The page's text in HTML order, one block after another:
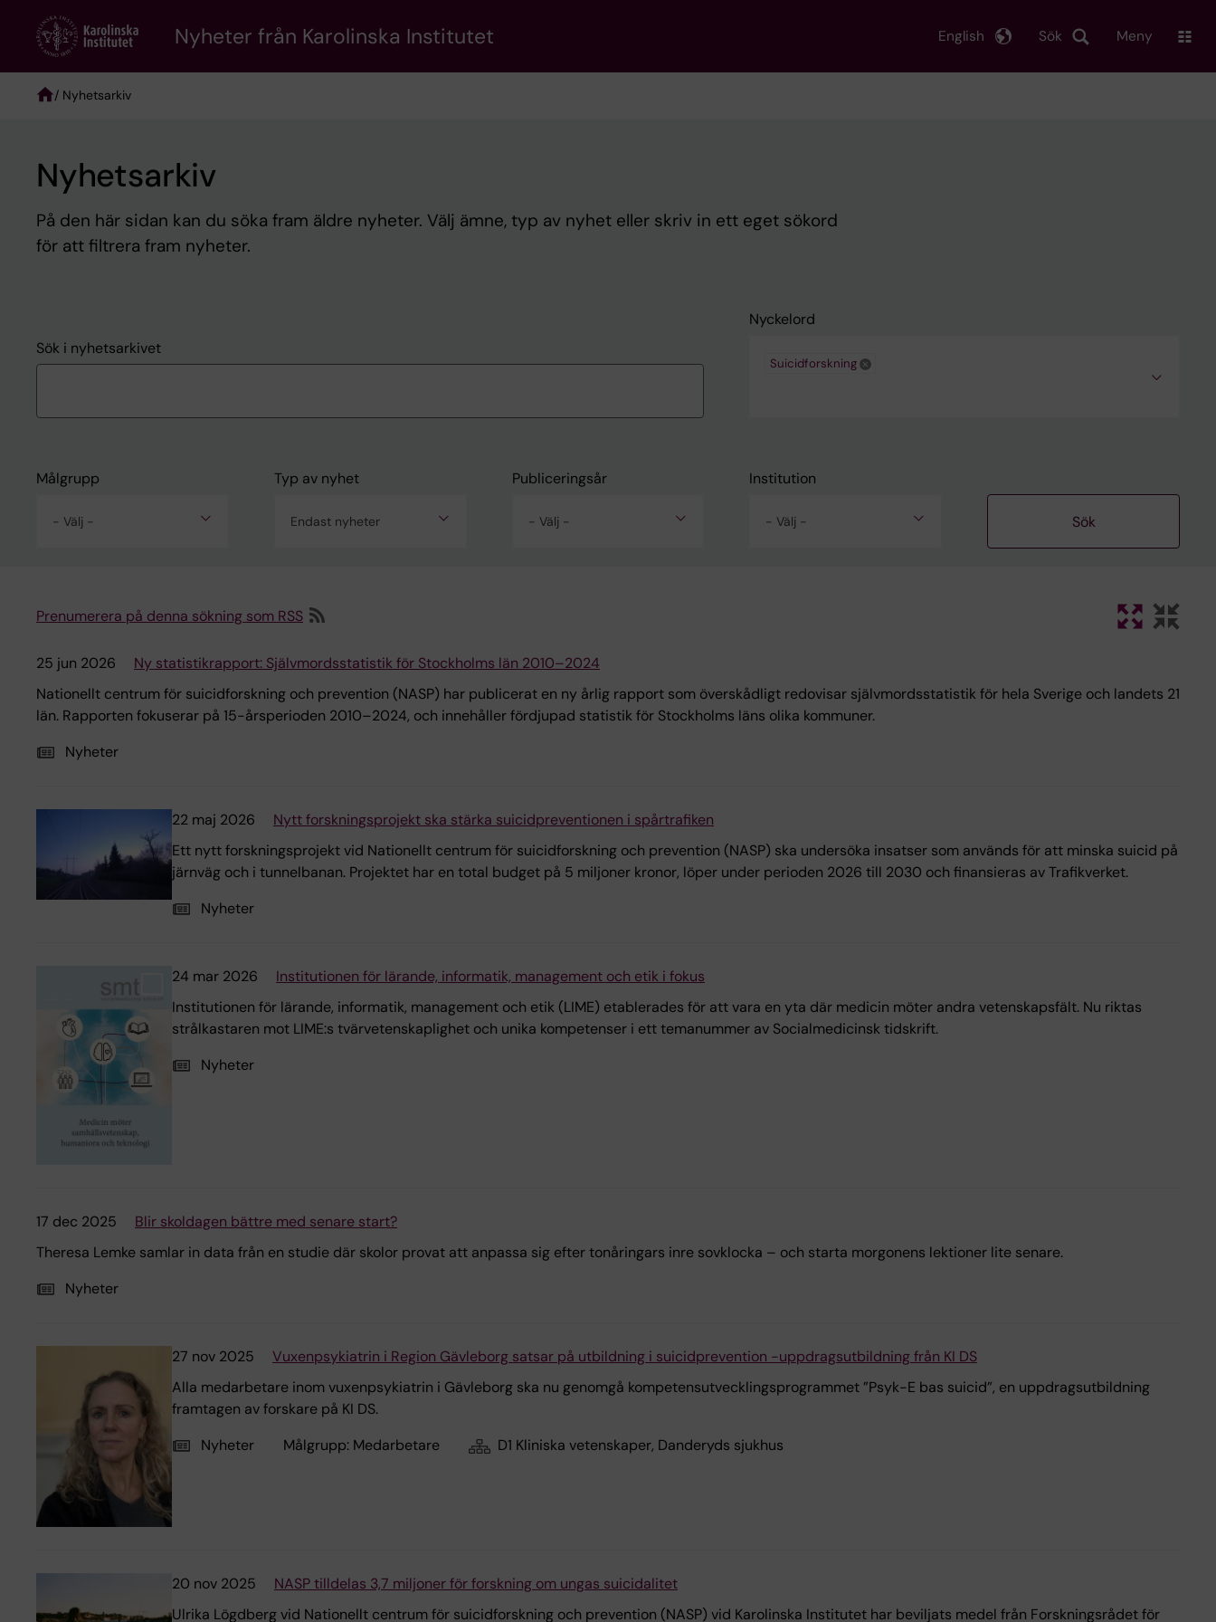
content
Nyheter från Karolinska Institutet Sök
English Meny
/ Nyhetsarkiv
Nyhetsarkiv
På den här sidan kan du söka fram äldre nyheter. Välj ämne, typ av nyhet eller skriv in ett eget sökord
för att filtrera fram nyheter.
Sök i nyhetsarkivet
Nyckelord
Suicidforskning
Målgrupp
- Välj -
Typ av nyhet
Endast nyheter
Publiceringsår
- Välj -
Institution
- Välj -
Prenumerera på denna sökning som RSS
25 jun 2026
Ny statistikrapport: Självmordsstatistik för Stockholms län 2010–2024
Nationellt centrum för suicidforskning och prevention (NASP) har publicerat en ny årlig rapport som överskådligt redovisar självmordsstatistik för hela Sverige och landets 21
län. Rapporten fokuserar på 15-årsperioden 2010–2024, och innehåller fördjupad statistik för Stockholms läns olika kommuner.
Nyheter
22 maj 2026
Nytt forskningsprojekt ska stärka suicidpreventionen i spårtrafiken
Ett nytt forskningsprojekt vid Nationellt centrum för suicidforskning och prevention (NASP) ska undersöka insatser som används för att minska suicid på
järnväg och i tunnelbanan. Projektet har en total budget på 5 miljoner kronor, löper under perioden 2026 till 2030 och finansieras av Trafikverket.
Nyheter
24 mar 2026
Institutionen för lärande, informatik, management och etik i fokus
Institutionen för lärande, informatik, management och etik (LIME) etablerades för att vara en yta där medicin möter andra vetenskapsfält. Nu riktas
strålkastaren mot LIME:s tvärvetenskaplighet och unika kompetenser i ett temanummer av Socialmedicinsk tidskrift.
Nyheter
17 dec 2025
Blir skoldagen bättre med senare start?
Theresa Lemke samlar in data från en studie där skolor provat att anpassa sig efter tonåringars inre sovklocka – och starta morgonens lektioner lite senare.
Nyheter
27 nov 2025
Vuxenpsykiatrin i Region Gävleborg satsar på utbildning i suicidprevention -uppdragsutbildning från KI DS
Alla medarbetare inom vuxenpsykiatrin i Gävleborg ska nu genomgå kompetensutvecklingsprogrammet ”Psyk-E bas suicid”, en uppdragsutbildning
framtagen av forskare på KI DS.
Nyheter
Målgrupp: Medarbetare D1 Kliniska vetenskaper, Danderyds sjukhus
20 nov 2025
NASP tilldelas 3,7 miljoner för forskning om ungas suicidalitet
Ulrika Lögdberg vid Nationellt centrum för suicidforskning och prevention (NASP) vid Karolinska Institutet har beviljats medel från Forskningsrådet för